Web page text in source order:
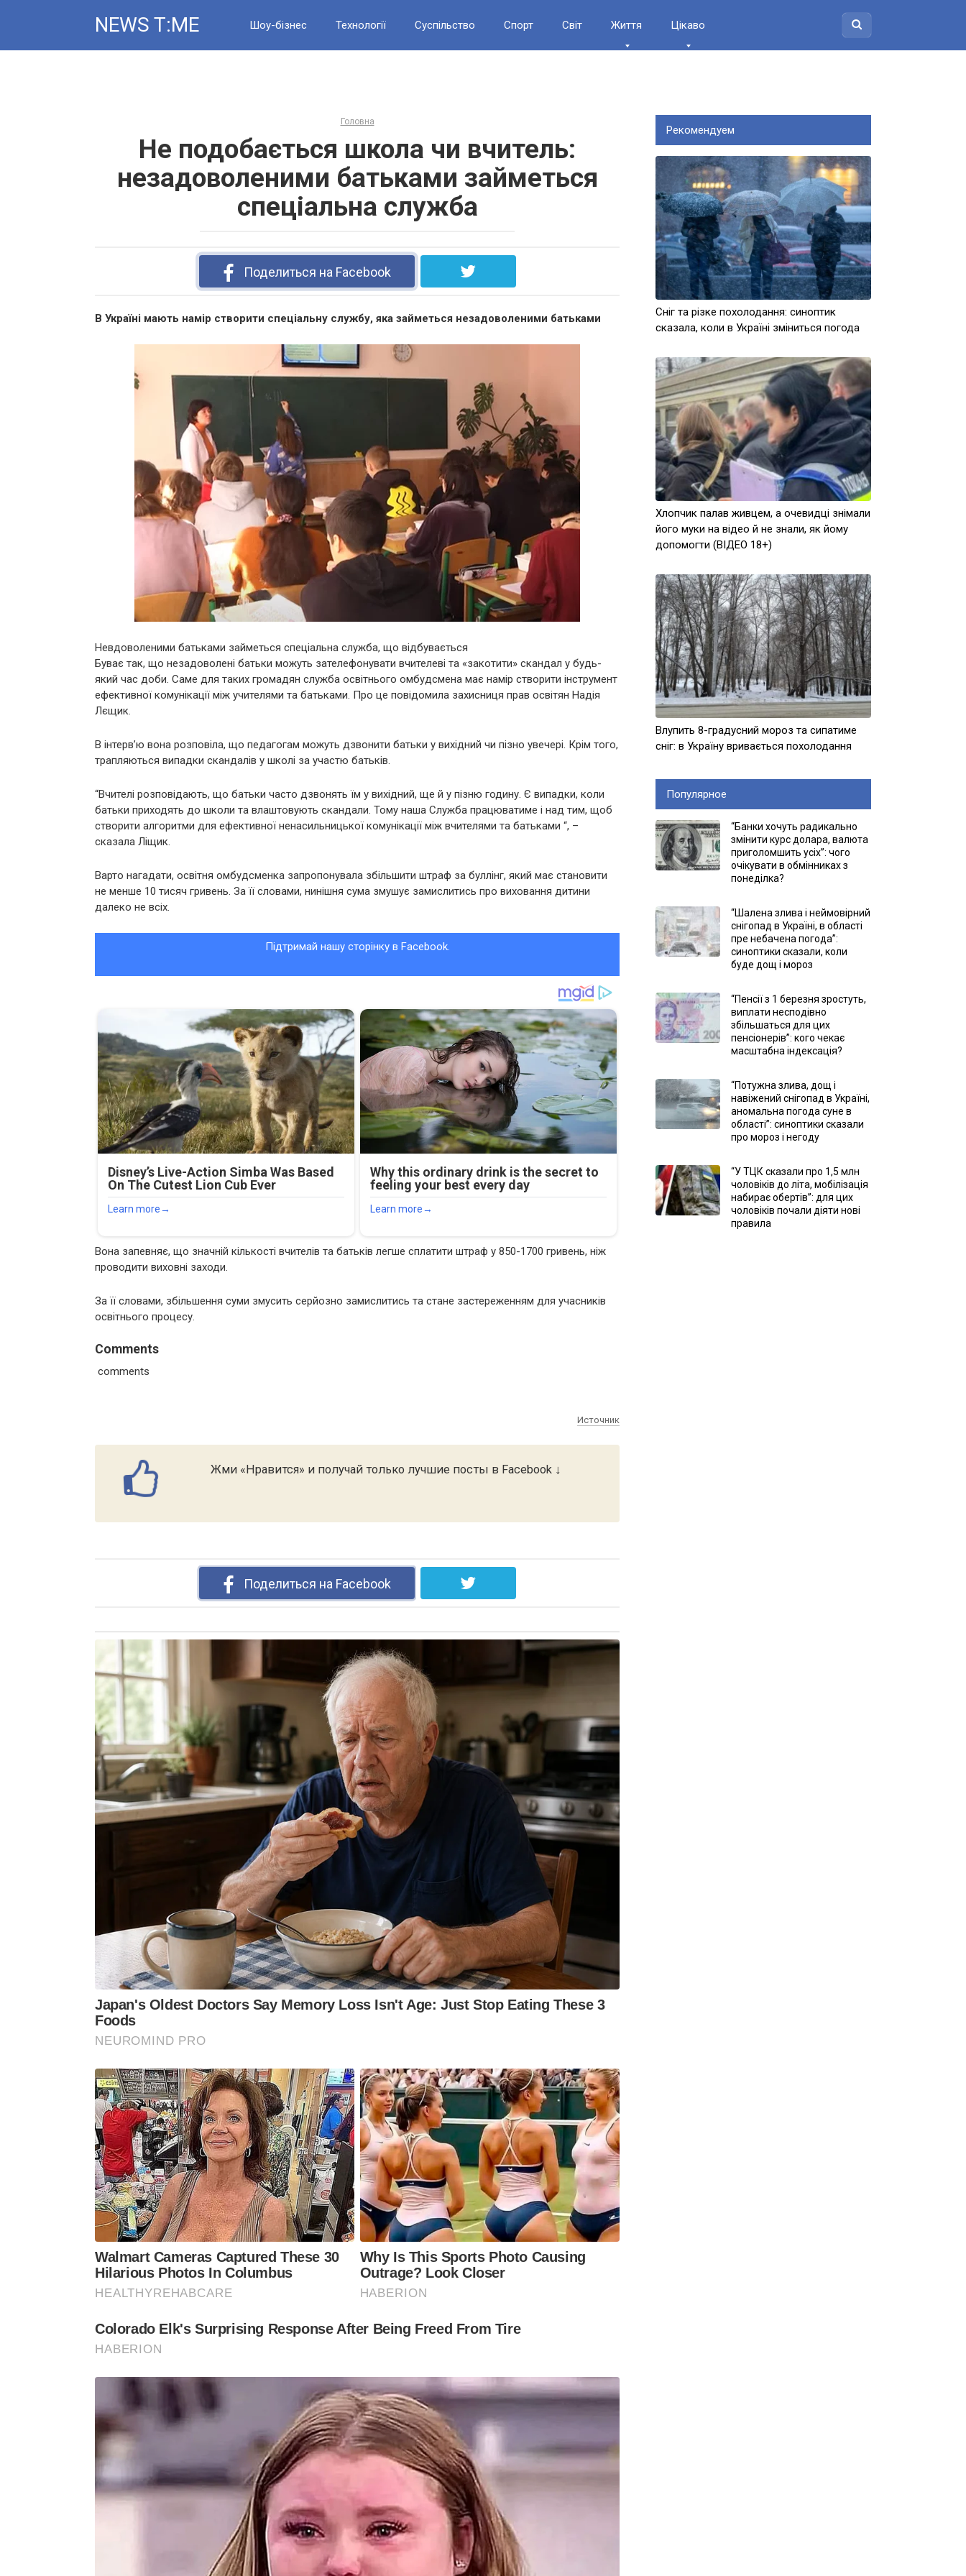
NEWS T:ME Шоу-бізнес Технології Суспільство Спорт Світ Життя Цікаво
Головна
Не подобається школа чи вчитель:
незадоволеними батьками займеться
спеціальна служба
Поделиться на Facebook
В Україні мають намір створити спеціальну службу, яка займеться незадоволеними батьками
Невдоволеними батьками займеться спеціальна служба, що відбувається
Буває так, що незадоволені батьки можуть зателефонувати вчителеві та «закотити» скандал у будь-
який час доби. Саме для таких громадян служба освітнього омбудсмена має намір створити інструмент
ефективної комунікації між учителями та батьками. Про це повідомила захисниця прав освітян Надія
Лєщик.
В інтерв’ю вона розповіла, що педагогам можуть дзвонити батьки у вихідний чи пізно увечері. Крім того,
трапляються випадки скандалів у школі за участю батьків.
“Вчителі розповідають, що батьки часто дзвонять їм у вихідний, ще й у пізню годину. Є випадки, коли
батьки приходять до школи та влаштовують скандали. Тому наша Служба працюватиме і над тим, щоб
створити алгоритми для ефективної ненасильницької комунікації між вчителями та батьками “, –
сказала Ліщик.
Варто нагадати, освітня омбудсменка запропонувала збільшити штраф за буллінг, який має становити
не менше 10 тисяч гривень. За її словами, нинішня сума змушує замислитись про виховання дитини
далеко не всіх.
Підтримай нашу сторінку в Facebook.
Вона запевняє, що значній кількості вчителів та батьків легше сплатити штраф у 850-1700 гривень, ніж
проводити виховні заходи.
За її словами, збільшення суми змусить серйозно замислитись та стане застереженням для учасників
освітнього процесу.
Comments
comments
Источник
Жми «Нравится» и получай только лучшие посты в Facebook ↓
Поделиться на Facebook
Рекомендуем
Сніг та різке похолодання: синоптик
сказала, коли в Україні зміниться погода
Хлопчик палав живцем, а очевидці знімали
його муки на відео й не знали, як йому
допомогти (ВІДЕО 18+)
Влупить 8-градусний мороз та сипатиме
сніг: в Україну вривається похолодання
Популярное
“Банки хочуть радикально
змінити курс долара, валюта
приголомшить усіх”: чого
очікувати в обмінниках з
понеділка?
“Шалена злива і неймовірний
снігопад в Україні, в області
пре небачена погода”:
синоптики сказали, коли
буде дощ і мороз
“Пенсії з 1 березня зростуть,
виплати несподівно
збільшаться для цих
пенсіонерів”: кого чекає
масштабна індексація?
“Потужна злива, дощ і
навіжений снігопад в Україні,
аномальна погода суне в
області”: синоптики сказали
про мороз і негоду
“У ТЦК сказали про 1,5 млн
чоловіків до літа, мобілізація
набирає обертів”: для цих
чоловіків почали діяти нові
правила